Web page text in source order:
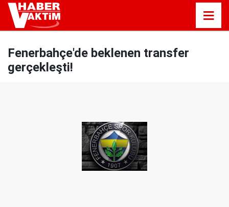
Fenerbahçe'de beklenen transfer
gerçekleşti!